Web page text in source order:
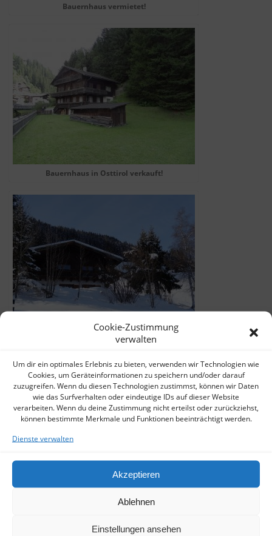
Cookie-Zustimmung
verwalten
Um dir ein optimales Erlebnis zu bieten, verwenden wir Technologien wie
Cookies, um Geräteinformationen zu speichern und/oder darauf
zuzugreifen. Wenn du diesen Technologien zustimmst, können wir Daten
wie das Surfverhalten oder eindeutige IDs auf dieser Website
verarbeiten. Wenn du deine Zustimmung nicht erteilst oder zurückziehst,
können bestimmte Merkmale und Funktionen beeinträchtigt werden.
Dienste verwalten
Akzeptieren
Ablehnen
Einstellungen ansehen
Bauernhaus vermietet!
Bauernhaus in Osttirol verkauft!
Ferienhaus im salzburger Land verkauft!
Ferienhaus in Söll verkauft!